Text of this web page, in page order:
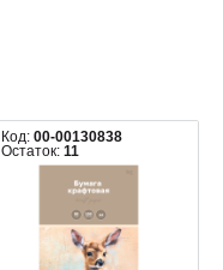
Код:00-00130838
Остаток:11